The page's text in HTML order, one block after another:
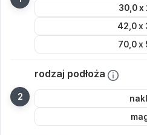
30,0 x
42,0 x
70,0 x
rodzaj podłoża